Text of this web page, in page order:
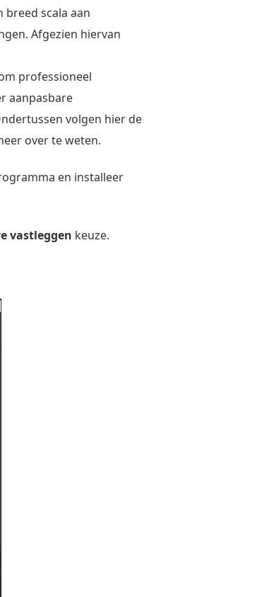
scala aan
Afgezien hiervan
professioneel
aanpasbare
volgen hier de
over te weten.
en installeer
vastleggen keuze.